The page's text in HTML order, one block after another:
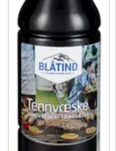
✓ Poser og folie
✓ Lyspærer (11)
Batterier (20)
Kontorutstyr (7)
Lys, servietter og
✓ Pynt og dekorasjoner
Kjøkkenutstyr (70)